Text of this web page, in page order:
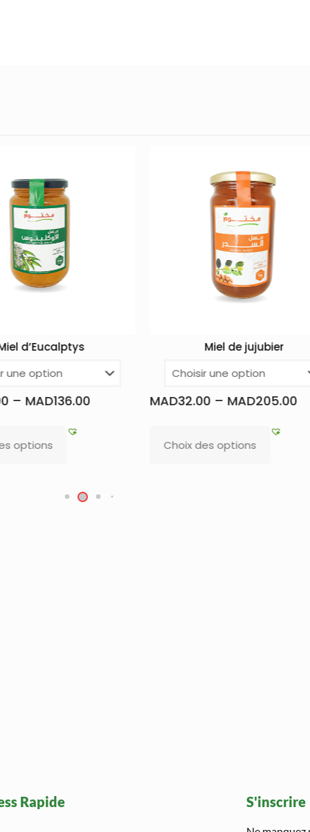
Miel de jujubier
–MAD205.00
des options
L’ortie en
MAD26.00
Rapide S'inscrire